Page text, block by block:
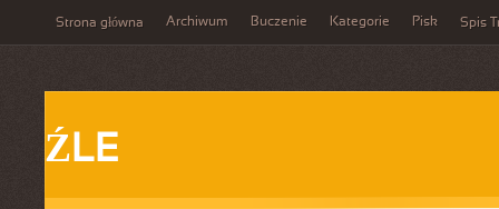
Strona główna Archiwum Buczenie Kategorie Pisk Spis
ŹLE